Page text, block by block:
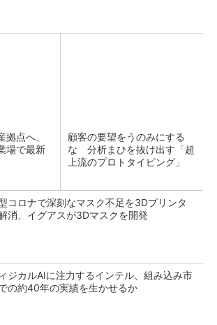
点へ、
場で最新
顧客の要望をうのみにする
な 分析まひを抜け出す「超
上流のプロトタイピング」
コロナで深刻なマスク不足を3Dプリンタ
消、イグアスが3Dマスクを開発
ジカルAIに注力するインテル、組み込み市
の約40年の実績を生かせるか